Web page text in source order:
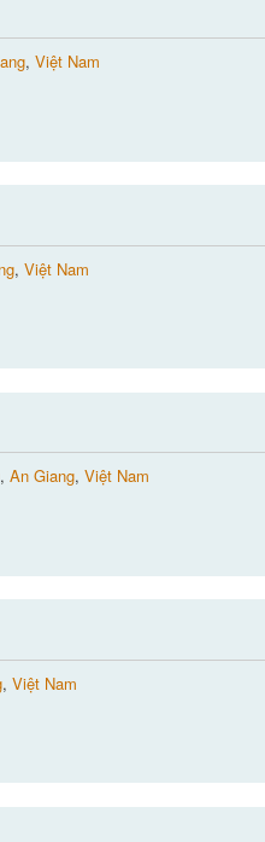
,Việt Nam
,Việt Nam
,An Giang,Việt Nam
,Việt Nam